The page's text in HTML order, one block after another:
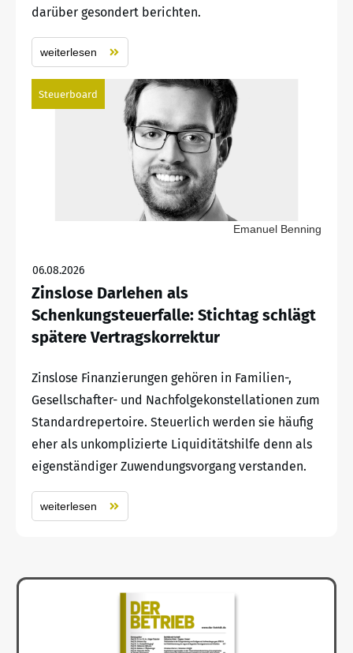
darüber gesondert berichten.
weiterlesen
Steuerboard
Emanuel Benning
06.08.2026
Zinslose Darlehen als
Schenkungsteuerfalle: Stichtag schlägt
spätere Vertragskorrektur
Zinslose Finanzierungen gehören in Familien-,
Gesellschafter- und Nachfolgekonstellationen zum
Standardrepertoire. Steuerlich werden sie häufig
eher als unkomplizierte Liquiditätshilfe denn als
eigenständiger Zuwendungsvorgang verstanden.
weiterlesen